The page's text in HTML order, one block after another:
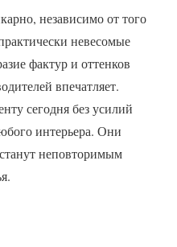
независимо от того
невесомые
фактур и оттенков
впечатляет.
сегодня без усилий
интерьера. Они
неповторимым